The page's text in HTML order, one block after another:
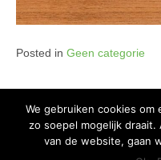
Posted in Geen categorie
Copyright 2015 Huis van het
We gebruiken cookies
zo soepel mogelijk
van de website, gaan